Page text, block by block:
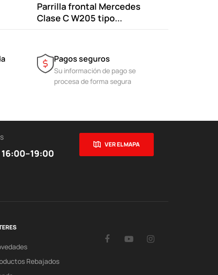
Parrilla frontal Mercedes
Clase C W205 tipo...
Pagos seguros
Su información de pago se
procesa de forma segura
VER EL MAPA
Rebajados
FacebookYouTube